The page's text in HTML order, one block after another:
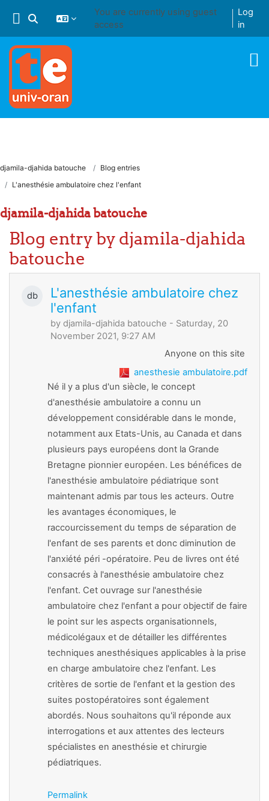
Toggle search input
You are currently using guest
access
Log
in
djamila-djahida batouche
Blog entries
L'anesthésie ambulatoire chez l'enfant
djamila-djahida batouche
Blog entry by djamila-djahida
batouche
db
L'anesthésie ambulatoire chez
l'enfant
by djamila-djahida batouche - Saturday, 20
November 2021, 9:27 AM
Anyone on this site
anesthesie ambulatoire.pdf
Né il y a plus d'un siècle, le concept
d'anesthésie ambulatoire a connu un
développement considérable dans le monde,
notamment aux Etats-Unis, au Canada et dans
plusieurs pays européens dont la Grande
Bretagne pionnier européen. Les bénéfices de
l'anesthésie ambulatoire pédiatrique sont
maintenant admis par tous les acteurs. Outre
les avantages économiques, le
raccourcissement du temps de séparation de
l'enfant de ses parents et donc diminution de
l'anxiété péri -opératoire. Peu de livres ont été
consacrés à l'anesthésie ambulatoire chez
l'enfant. Cet ouvrage sur l'anesthésie
ambulatoire chez l'enfant a pour objectif de faire
le point sur les aspects organisationnels,
médicolégaux et de détailler les différentes
techniques anesthésiques applicables à la prise
en charge ambulatoire chez l'enfant. Les
critères de sortie de l'enfant et la gestion des
suites postopératoires sont également
abordés. Nous souhaitons qu'il réponde aux
interrogations et aux attentes des lecteurs
spécialistes en anesthésie et chirurgie
pédiatriques.
Permalink